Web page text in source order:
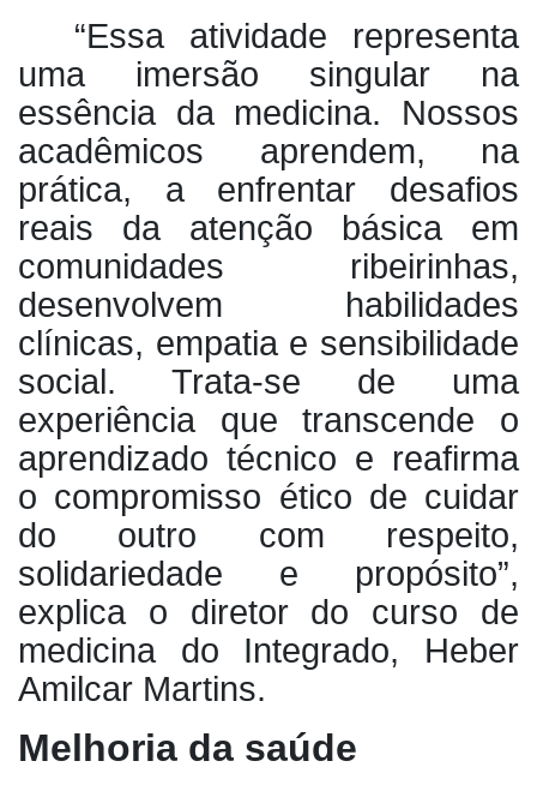
“Essa atividade representa
uma imersão singular na
essência da medicina. Nossos
acadêmicos aprendem, na
prática, a enfrentar desafios
reais da atenção básica em
comunidades ribeirinhas,
desenvolvem habilidades
clínicas, empatia e sensibilidade
social. Trata-se de uma
experiência que transcende o
aprendizado técnico e reafirma
o compromisso ético de cuidar
do outro com respeito,
solidariedade e propósito”,
explica o diretor do curso de
medicina do Integrado, Heber
Amilcar Martins.
Melhoria da saúde